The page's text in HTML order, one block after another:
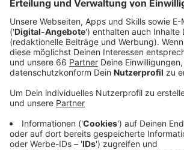
mit uns abzubauen.
Veröffentlicht:Dienstag, 04.11.2025 05:18
Anzeige